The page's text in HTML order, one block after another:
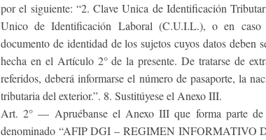
por el siguiente: “2. Clave Unica de Identificación
Unico de Identificación Laboral (C.U.I.L.), o en
documento de identidad de los sujetos cuyos datos deben
hecha en el Artículo 2° de la presente. De tratarse de
referidos, deberá informarse el número de pasaporte, la
tributaria del exterior.”. 8. Sustitúyese el Anexo III.
Art. 2° — Apruébanse el Anexo III que forma parte de
denominado “AFIP DGI – REGIMEN INFORMATIVO